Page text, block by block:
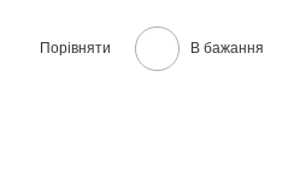
Порівняти В бажання